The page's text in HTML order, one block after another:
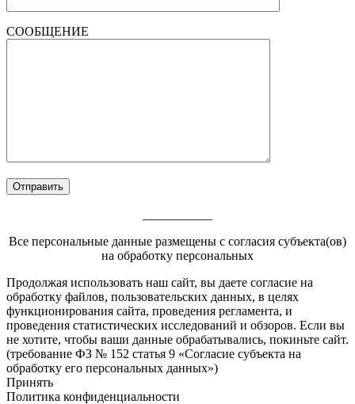
СООБЩЕНИЕ
Все персональные данные размещены с согласия субъекта(ов)
на обработку персональных
Footer
Content
Продолжая использовать наш сайт, вы даете согласие на
обработку файлов, пользовательских данных, в целях
функционирования сайта, проведения регламента, и
проведения статистических исследований и обзоров. Если вы
не хотите, чтобы ваши данные обрабатывались, покиньте сайт.
(требование ФЗ № 152 статья 9 «Согласие субъекта на
обработку его персональных данных»)
Принять
Политика конфиденциальности